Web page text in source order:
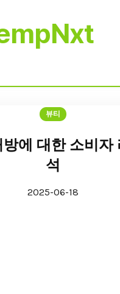
뷰티
에 대한 소비자
석
2025-06-18